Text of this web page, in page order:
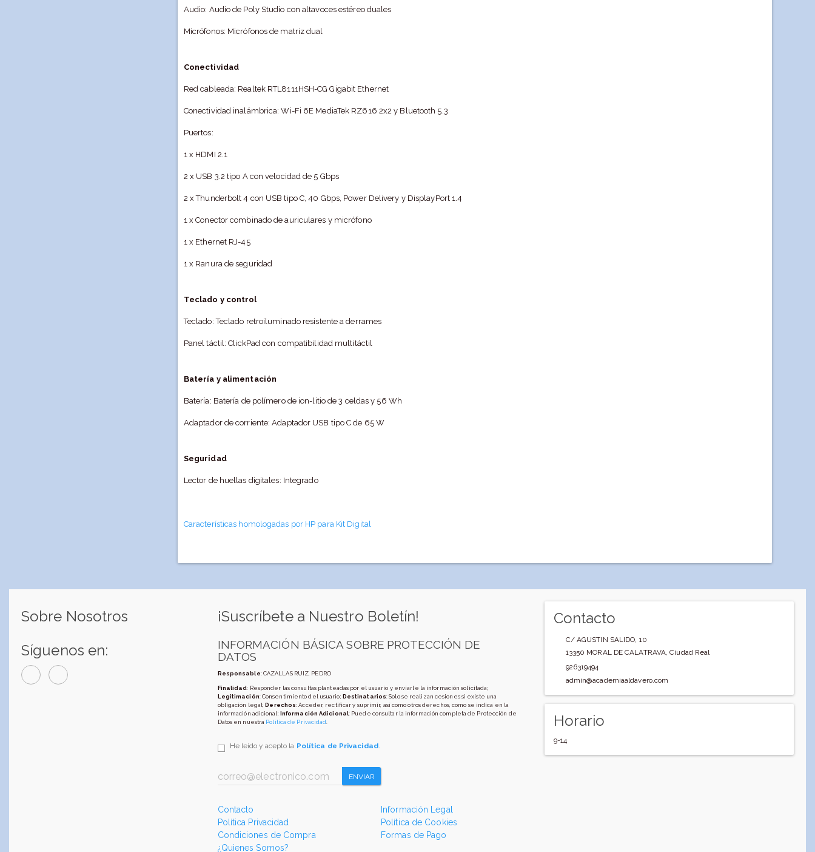
Audio: Audio de Poly Studio con altavoces estéreo duales
Micrófonos: Micrófonos de matriz dual
Conectividad
Red cableada: Realtek RTL8111HSH-CG Gigabit Ethernet
Conectividad inalámbrica: Wi-Fi 6E MediaTek RZ616 2x2 y Bluetooth 5.3
Puertos:
1 x HDMI 2.1
2 x USB 3.2 tipo A con velocidad de 5 Gbps
2 x Thunderbolt 4 con USB tipo C, 40 Gbps, Power Delivery y DisplayPort 1.4
1 x Conector combinado de auriculares y micrófono
1 x Ethernet RJ-45
1 x Ranura de seguridad
Teclado y control
Teclado: Teclado retroiluminado resistente a derrames
Panel táctil: ClickPad con compatibilidad multitáctil
Batería y alimentación
Batería: Batería de polímero de ion-litio de 3 celdas y 56 Wh
Adaptador de corriente: Adaptador USB tipo C de 65 W
Seguridad
Lector de huellas digitales: Integrado
Características homologadas por HP para Kit Digital
Sobre Nosotros
Síguenos en:
¡Suscríbete a Nuestro Boletín!
INFORMACIÓN BÁSICA SOBRE PROTECCIÓN DE
DATOS
Responsable: CAZALLAS RUIZ, PEDRO
Finalidad: Responder las consultas planteadas por el usuario y enviarle la información solicitada;
Legitimación: Consentimiento del usuario; Destinatarios: Solo se realizan cesiones si existe una
obligación legal;Derechos: Acceder, rectificar y suprimir, así como otros derechos, como se indica en la
información adicional; Información Adicional: Puede consultar la información completa de Protección de
Datos en nuestra Política de Privacidad
He leído y acepto la Política de Privacidad.
ENVIAR
Contacto
Información Legal
Política Privacidad
Política de Cookies
Condiciones de Compra
Formas de Pago
¿Quienes Somos?
Contacto
C/ AGUSTIN SALIDO, 10
13350 MORAL DE CALATRAVA,Ciudad Real
926319494
admin@academiaaldavero.com
Horario
9-14